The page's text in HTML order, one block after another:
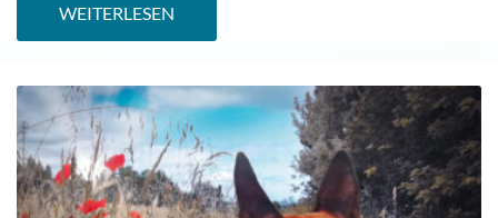
WEITERLESEN